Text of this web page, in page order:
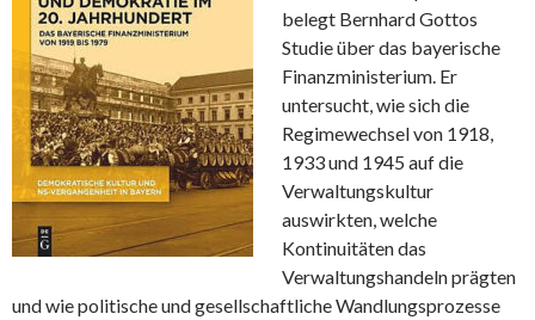
belegt Bernhard Gottos
Studie über das bayerische
Finanzministerium. Er
untersucht, wie sich die
Regimewechsel von 1918,
1933 und 1945 auf die
Verwaltungskultur
auswirkten, welche
Kontinuitäten das
Verwaltungshandeln prägten
und wie politische und gesellschaftliche Wandlungsprozesse